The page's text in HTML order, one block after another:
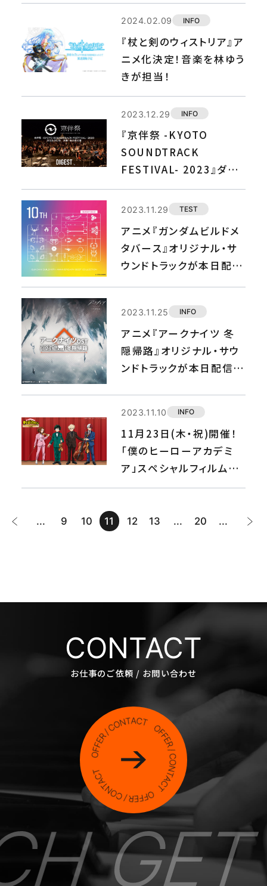
2024.02.09 INFO
『杖と剣のウィストリア』ア
ニメ化決定！音楽を林ゆう
きが担当！
2023.12.29 INFO
『京伴祭 -KYOTO
SOUNDTRACK
FESTIVAL- 2023』ダイ
ジェスト映像を公開！
2023.11.29 TEST
アニメ『ガンダムビルドメ
タバース』オリジナル・サ
ウンドトラックが本日配信
2023.11.25 INFO
アニメ『アークナイツ 冬
隠帰路』オリジナル・サウ
ンドトラックが本日配信開
2023.11.10 INFO
11月23日(木・祝)開催！
「僕のヒーローアカデミ
ア」スペシャルフィルムコ
ンサート2023 オンライン
... 9 10 11 12 13 ... 20 ...
CONTACT
お仕事のご依頼 / お問い合わせ